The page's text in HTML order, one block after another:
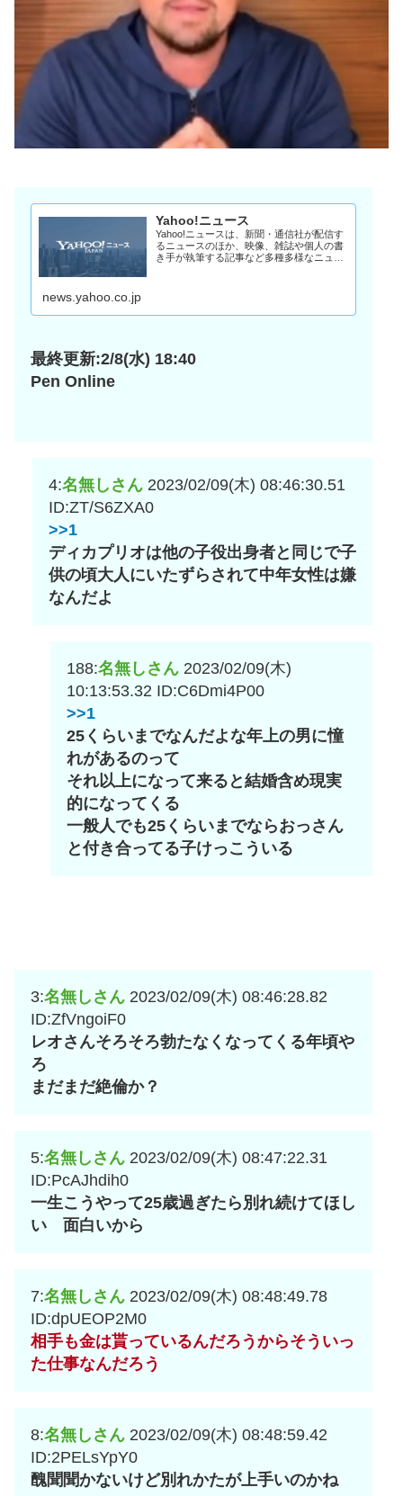
Yahoo!ニュース
Yahoo!ニュースは、新聞・通信社が配信す
るニュースのほか、映像、雑誌や個人の書
き手が執筆する記事など多種多様なニュー
news.yahoo.co.jp
最終更新:2/8(水) 18:40
Pen Online
4:名無しさん 2023/02/09(木) 08:46:30.51
ID:ZT/S6ZXA0
>>1
ディカプリオは他の子役出身者と同じで子
供の頃大人にいたずらされて中年女性は嫌
なんだよ
188:名無しさん 2023/02/09(木)
10:13:53.32 ID:C6Dmi4P00
>>1
25くらいまでなんだよな年上の男に憧
れがあるのって
それ以上になって来ると結婚含め現実
的になってくる
一般人でも25くらいまでならおっさん
と付き合ってる子けっこういる
3:名無しさん 2023/02/09(木) 08:46:28.82
ID:ZfVngoiF0
レオさんそろそろ勃たなくなってくる年頃や
ろ
まだまだ絶倫か？
5:名無しさん 2023/02/09(木) 08:47:22.31
ID:PcAJhdih0
一生こうやって25歳過ぎたら別れ続けてほし
い 面白いから
7:名無しさん 2023/02/09(木) 08:48:49.78
ID:dpUEOP2M0
相手も金は貰っているんだろうからそういっ
た仕事なんだろう
8:名無しさん 2023/02/09(木) 08:48:59.42
ID:2PELsYpY0
醜聞聞かないけど別れかたが上手いのかね